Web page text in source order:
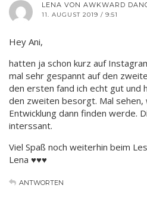
LENA VON AWKWARD
11. AUGUST 2019 / 9:51
Hey Ani,
hatten ja schon kurz auf
mal sehr gespannt auf den
den ersten fand ich echt gut und
den zweiten besorgt. Mal sehen,
Entwicklung dann finden werde.
interssant.
Viel Spaß noch weiterhin beim
Lena ♥♥♥
ANTWORTEN